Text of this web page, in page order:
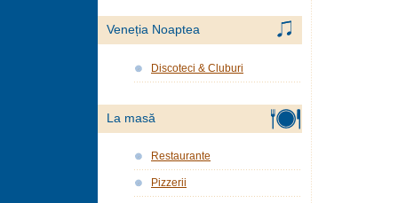
Veneția Noaptea
Discoteci & Cluburi
La masă
Restaurante
Pizzerii